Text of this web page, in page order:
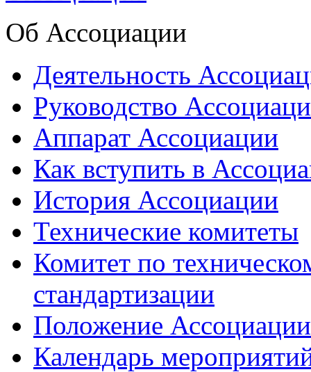
Об Ассоциации
Деятельность
Руководство
Аппарат Ассоциации
Как вступить в
История Ассоциации
Технические комитеты
Комитет по
стандартизации
Положение
Календарь